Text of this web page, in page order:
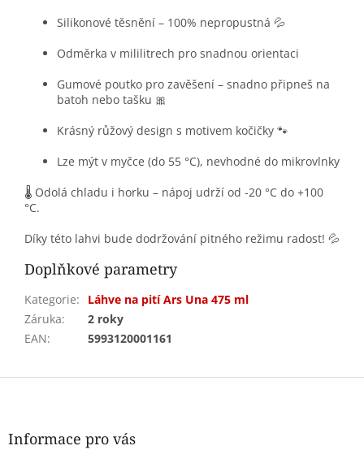
Silikonové těsnění – 100% nepropustná 💦
Odměrka v mililitrech pro snadnou orientaci
Gumové poutko pro zavěšení – snadno připneš na
batoh nebo tašku 🎀
Krásný růžový design s motivem kočičky 🐾
Lze mýt v myčce (do 55 °C), nevhodné do mikrovlnky
🌡️ Odolá chladu i horku – nápoj udrží od -20 °C do +100
°C.
Díky této lahvi bude dodržování pitného režimu radost! 💦
Doplňkové parametry
Kategorie:
Láhve na pití Ars Una 475 ml
Záruka:
2 roky
EAN: 5993120001161
Z
Informace pro vás